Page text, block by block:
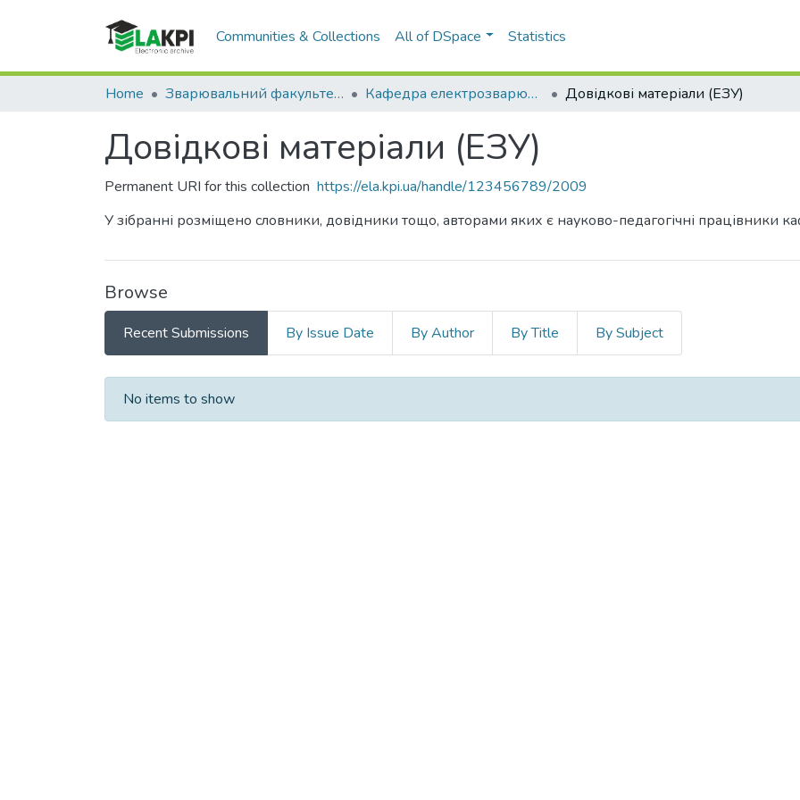
Communities & Collections All of DSpace Statistics
Home Зварювальний факультет (ЗФ) Кафедра електрозварювальних установок (ЕЗУ) Довідкові матеріали (ЕЗУ)
Довідкові матеріали (ЕЗУ)
Permanent URI for this collection https://ela.kpi.ua/handle/123456789/2009
У зібранні розміщено словники, довідники тощо, авторами яких є науково-педагогічні працівники
Browse
Recent Submissions By Issue Date By Author By Title By Subject
Recent Submissions
No items to show